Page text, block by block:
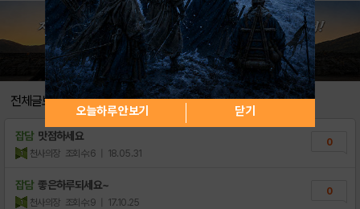
전체글보기
잡담 맛점하세요
천사의장 조회수:6 | 18.05.31
0
잡담 좋은하루되세요~
천사의장 조회수:9 | 17.10.25
0
오늘하루 안보기 닫기